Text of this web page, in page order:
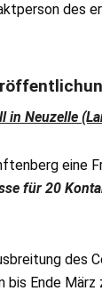
des
in Neuzelle
eine
für 20
des
bis Ende März